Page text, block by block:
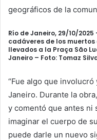
geográficos de la
Río de Janeiro, 29/10/
cadáveres de los
llevados a la Praça São
Janeiro – Foto: Tomaz
“Fue algo que
Janeiro. Durante la
y comentó que antes ni
imaginar el cuerpo de
puede darle un nuevo